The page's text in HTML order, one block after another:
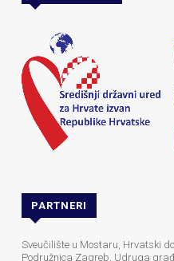
PARTNERI
Sveučilište u Mostaru, Hrvatski
Podružnica Zagreb, Udruga